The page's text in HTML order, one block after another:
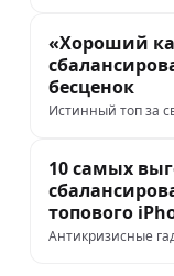
«Хороший
бесценок
Истинный топ за
10 самых
топового
Антикризисные